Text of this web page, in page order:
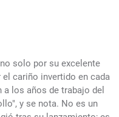
solo por su excelente
cariño invertido en cada
los años de trabajo del
y se nota. No es un